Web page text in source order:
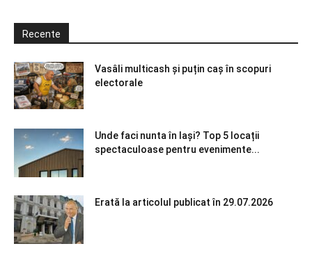
Recente
Vasâli multicash și puțin caș în scopuri
electorale
Unde faci nunta în Iași? Top 5 locații
spectaculoase pentru evenimente...
Erată la articolul publicat în 29.07.2026